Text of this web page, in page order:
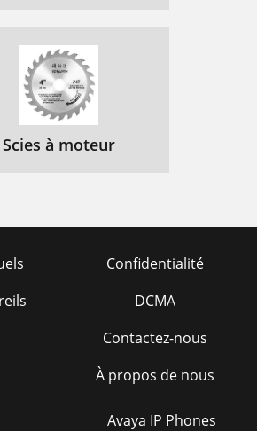
Scies à moteur
Confidentialité
DCMA
Contactez-nous
À propos de nous
Avaya IP Phones